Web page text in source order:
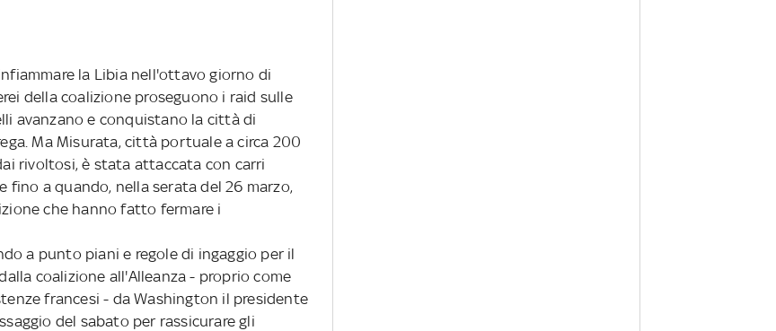
la Libia nell'ottavo giorno di
della coalizione proseguono i raid sulle
avanzano e conquistano la città di
Ma Misurata, città portuale a circa 200
rivoltosi, è stata attaccata con carri
fino a quando, nella serata del 26 marzo,
che hanno fatto fermare i
a punto piani e regole di ingaggio per il
coalizione all'Alleanza - proprio come
francesi - da Washington il presidente
del sabato per rassicurare gli